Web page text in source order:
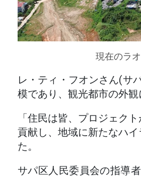
現在のラ
レ・ティ・フオンさん(サ
模であり、観光都市の外観
「住民は皆、プロジェク
貢献し、地域に新たなハ
た。
サパ区人民委員会の指導